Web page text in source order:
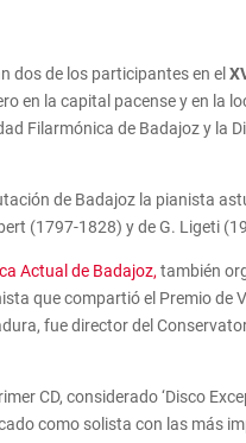
dos de los participantes en el
en la capital pacense y en la
Filarmónica de Badajoz y la
de Badajoz la pianista
(1797-1828) y de G. Ligeti
Actual de Badajoz, también
que compartió el Premio de
fue director del
CD, considerado ‘Disco
como solista con las más